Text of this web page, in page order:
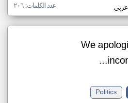
عدد الكلمات: ٢٠٦
We
Politics